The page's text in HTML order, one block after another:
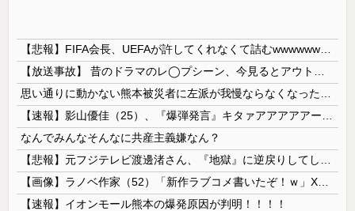
なんでみんなそんなに共産主義嫌なん？
【速報】イオンモール熊本の爆発原因が判明！！！！